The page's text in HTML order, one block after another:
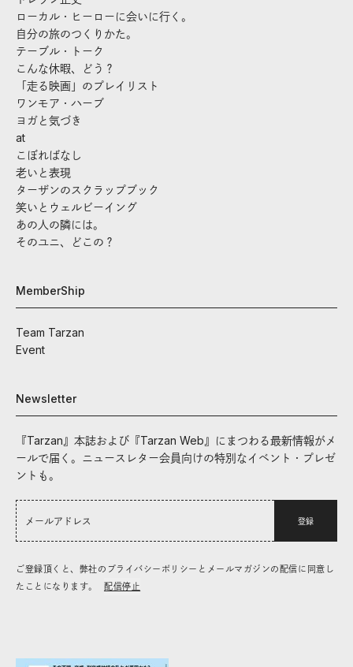
ローカル・ヒーローに会いに行く。
自分の旅のつくりかた。
テーブル・トーク
こんな休暇、どう？
「走る映画」のプレイリスト
ワンモア・ハーブ
ヨガと気づき
at
こぼればなし
老いと表現
ターザンのスクラップブック
笑いとウェルビーイング
あの人の隣には。
そのユニ、どこの？
MemberShip
Team Tarzan
Event
Newsletter
『Tarzan』本誌および『Tarzan Web』にまつわる最新情報がメ
ールで届く。ニュースレター会員向けの特別なイベント・プレゼ
ントも。
登録
ご登録頂くと、弊社のプライバシーポリシーとメールマガジンの配信に同意し
たことになります。
配信停止